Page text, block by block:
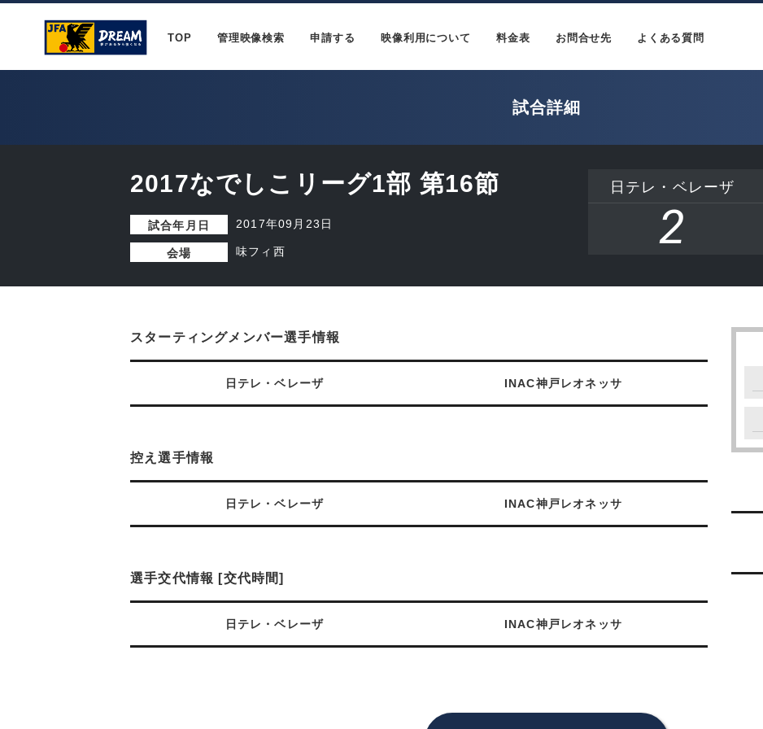
TOP 管理映像検索 申請する 映像利用について 料金表 お問合せ先 よくある質問
試合詳細
2017なでしこリーグ1部 第16節
試合年月日 2017年09月23日
会場 味フィ西
日テレ・ベレーザ
2
スターティングメンバー選手情報
日テレ・ベレーザ INAC神戸レオネッサ
控え選手情報
日テレ・ベレーザ INAC神戸レオネッサ
選手交代情報 [交代時間]
日テレ・ベレーザ INAC神戸レオネッサ